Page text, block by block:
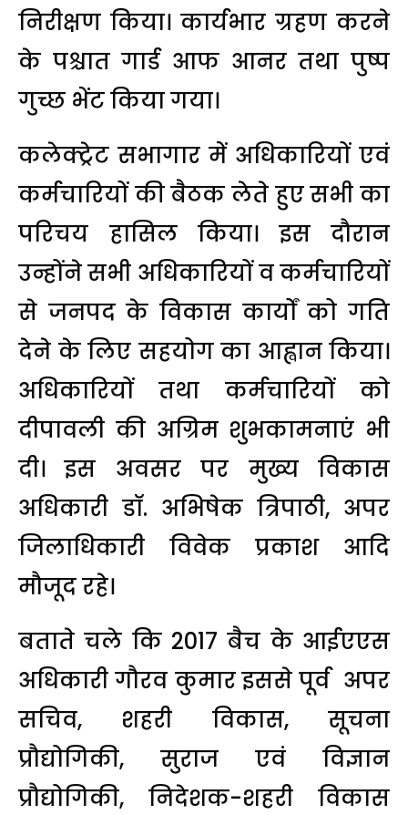
निरीक्षण किया। कार्यभार ग्रहण करने
के पश्चात गार्ड आफ आनर तथा पुष्प
गुच्छ भेंट किया गया।
कलेक्ट्रेट सभागार में अधिकारियों एवं
कर्मचारियों की बैठक लेते हुए सभी का
परिचय हासिल किया। इस दौरान
उन्होंने सभी अधिकारियों व कर्मचारियों
से जनपद के विकास कार्यों को गति
देने के लिए सहयोग का आह्वान किया।
अधिकारियों तथा कर्मचारियों को
दीपावली की अग्रिम शुभकामनाएं भी
दी। इस अवसर पर मुख्य विकास
अधिकारी डॉ. अभिषेक त्रिपाठी, अपर
जिलाधिकारी विवेक प्रकाश आदि
मौजूद रहे।
बताते चले कि 2017 बैच के आईएएस
अधिकारी गौरव कुमार इससे पूर्व अपर
सचिव, शहरी विकास, सूचना
प्रौद्योगिकी, सुराज एवं विज्ञान
प्रौद्योगिकी, निदेशक-शहरी विकास